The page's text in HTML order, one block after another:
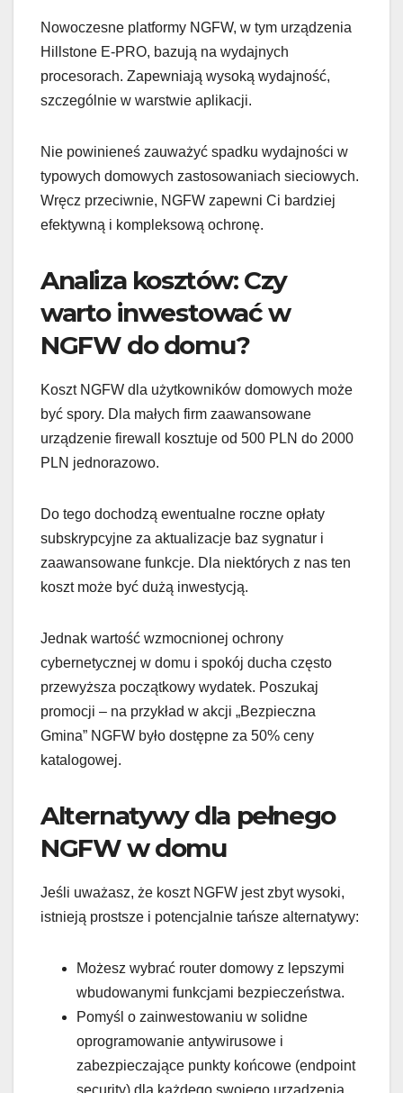
Nowoczesne platformy NGFW, w tym urządzenia
Hillstone E-PRO, bazują na wydajnych
procesorach. Zapewniają wysoką wydajność,
szczególnie w warstwie aplikacji.
Nie powinieneś zauważyć spadku wydajności w
typowych domowych zastosowaniach sieciowych.
Wręcz przeciwnie, NGFW zapewni Ci bardziej
efektywną i kompleksową ochronę.
Analiza kosztów: Czy
warto inwestować w
NGFW do domu?
Koszt NGFW dla użytkowników domowych może
być spory. Dla małych firm zaawansowane
urządzenie firewall kosztuje od 500 PLN do 2000
PLN jednorazowo.
Do tego dochodzą ewentualne roczne opłaty
subskrypcyjne za aktualizacje baz sygnatur i
zaawansowane funkcje. Dla niektórych z nas ten
koszt może być dużą inwestycją.
Jednak wartość wzmocnionej ochrony
cybernetycznej w domu i spokój ducha często
przewyższa początkowy wydatek. Poszukaj
promocji – na przykład w akcji „Bezpieczna
Gmina” NGFW było dostępne za 50% ceny
katalogowej.
Alternatywy dla pełnego
NGFW w domu
Jeśli uważasz, że koszt NGFW jest zbyt wysoki,
istnieją prostsze i potencjalnie tańsze alternatywy:
Możesz wybrać router domowy z lepszymi
wbudowanymi funkcjami bezpieczeństwa.
Pomyśl o zainwestowaniu w solidne
oprogramowanie antywirusowe i
zabezpieczające punkty końcowe (endpoint